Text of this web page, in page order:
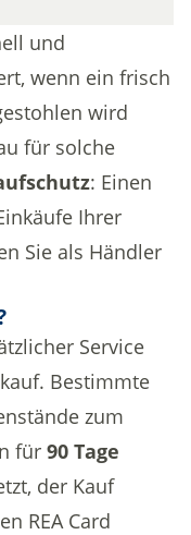
und
wenn ein frisch
wird
für solche
: Einen
Ihrer
Sie als Händler
Service
Bestimmte
zum
für 90 Tage
der Kauf
REA Card